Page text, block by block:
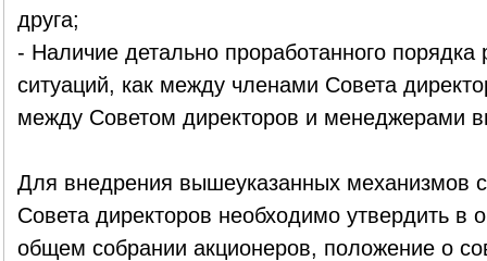
друга;
- Наличие детально проработанного
ситуаций, как между членами Совета
между Советом директоров и менеджерами
Для внедрения вышеуказанных механизмов
Совета директоров необходимо утвердить в
общем собрании акционеров, положение о